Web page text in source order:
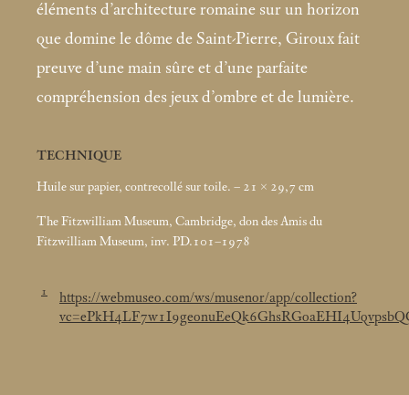
éléments d’architecture romaine sur un horizon
que domine le dôme de Saint-Pierre, Giroux fait
preuve d’une main sûre et d’une parfaite
compréhension des jeux d’ombre et de lumière.
TECHNIQUE
Huile sur papier, contrecollé sur toile. – 21 × 29,7 cm
The Fitzwilliam Museum, Cambridge, don des Amis du
Fitzwilliam Museum, inv. PD.101–1978
1
https://webmuseo.com/ws/musenor/app/collection?